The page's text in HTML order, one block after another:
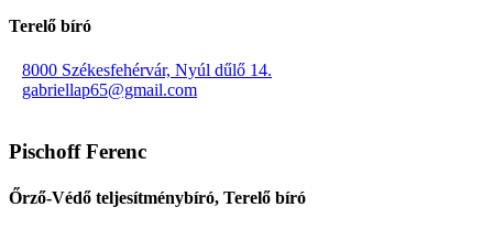
Terelő bíró
8000 Székesfehérvár, Nyúl dűlő 14.
gabriellap65@gmail.com
Pischoff Ferenc
Őrző-Védő teljesítménybíró, Terelő bíró